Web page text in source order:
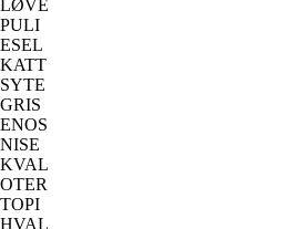
LØVE
PULI
ESEL
KATT
SYTE
GRIS
ENOS
NISE
KVAL
OTER
TOPI
HVAL